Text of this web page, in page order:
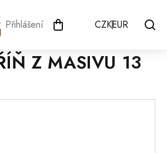
Přihlášení CZKEUR
Z MASIVU 13